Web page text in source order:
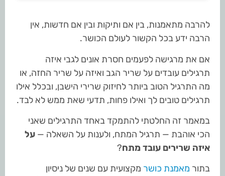
להרבה מתאמנות, בין אם ותיקות ובין אם חדשות, אין
הרבה ידע בכל הקשור לעולם הכושר.
אם את מרגישה לפעמים חסרת אונים לגבי איזה
תרגילים עובדים על שריר הגב ואיזה על שריר החזה, או
מה התרגיל הטוב ביותר לחיזוק שרירי הישבן, ובכלל אילו
תרגילים טובים לך ואילו פחות, תדעי שאת ממש לא לבד.
במאמר זה החלטתי להתמקד באחד התרגילים שאני
הכי אוהבת — תרגיל המתח, ולענות על השאלה — על
איזה שרירים עובד מתח?
בתור מאמנת כושר מקצועית עם שנים של ניסיון